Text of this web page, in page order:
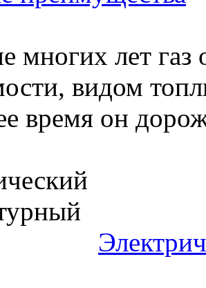
многих лет газ
видом
время он